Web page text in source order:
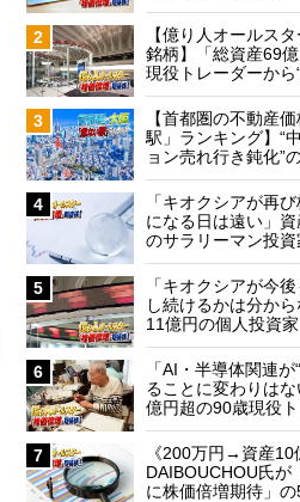
2
【億り人オールス
銘柄】「総資産69
現役トレーダーから
3
【首都圏の不動産
駅」ランキング】“
ョン売れ行き鈍化”
4
「キオクシアが再
になる日は遠い」
のサラリーマン投資
5
「キオクシアが今
し続けるかは分か
11億円の個人投資家
6
「AI・半導体関連が
ることに変わりは
億円超の90歳現役
7
《200万円→資産10
DAIBOUCHOU氏が
に株価倍増期待」の